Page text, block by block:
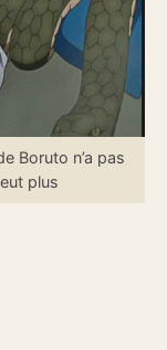
Boruto n’a pas
plus